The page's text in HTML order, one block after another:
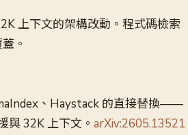
上下文的架構改動。程式碼檢索
。
、Haystack 的直接替換——
與 32K 上下文。 arXiv:2605.13521